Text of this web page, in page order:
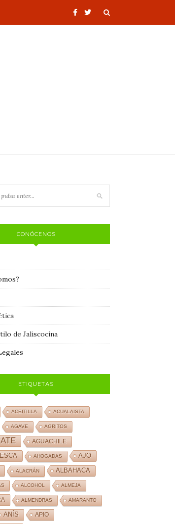
CONÓCENOS
de Jaliscocina
ETIQUETAS
ACEITILLA ACUALAISTA
AGAVE AGRITOS
AGUACHILE
AHOGADAS AJO
ALACRÁN ALBAHACA
ALCOHOL ALMEJA
ALMENDRAS AMARANTO
ANÍS APIO